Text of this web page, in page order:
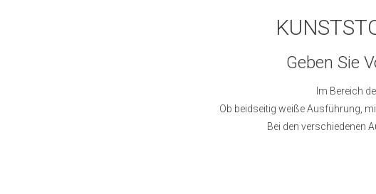
Geben Sie
Im Bereich
Ob beidseitig weiße Ausführung,
Bei den verschiedenen